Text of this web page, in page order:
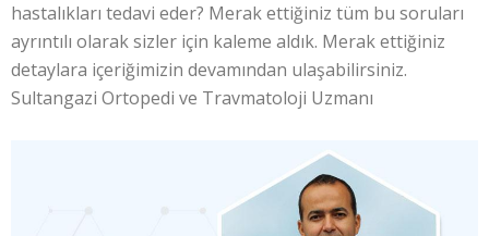
hastalıkları tedavi eder? Merak ettiğiniz tüm bu soruları
ayrıntılı olarak sizler için kaleme aldık. Merak ettiğiniz
detaylara içeriğimizin devamından ulaşabilirsiniz.
Sultangazi Ortopedi ve Travmatoloji Uzmanı